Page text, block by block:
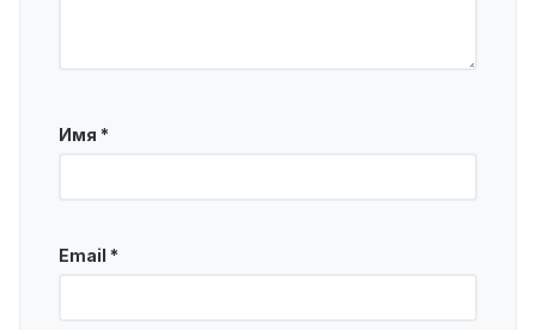
Имя *
Email *